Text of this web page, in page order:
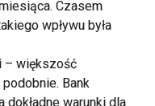
Czasem
wpływu była
– większość
Bank
warunki dla